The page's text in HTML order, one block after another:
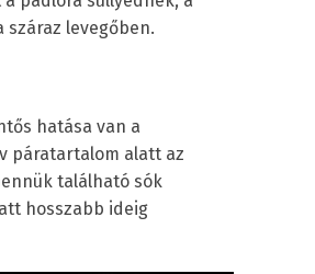
levegőben.
hatása van a
páratartalom alatt az
található sók
hosszabb ideig